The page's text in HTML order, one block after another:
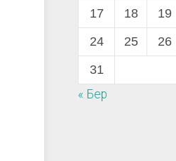
17
18 19
24
25 26
31
« Бер